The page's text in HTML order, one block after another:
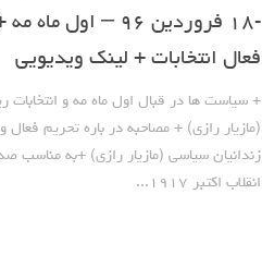
-۱۸ فروردین ۹۶ – اول
فعال انتخابات + لینک ویدیویی
+ سیاست ها در قبال اول ماه مه و انتخابات
(مازیار رازی) + مصاحبه در باره تحریم فعال
زندانیان سیاسی (مازیار رازی) +به مناسب
انقلاب اکتبر ۱۹۱۷...